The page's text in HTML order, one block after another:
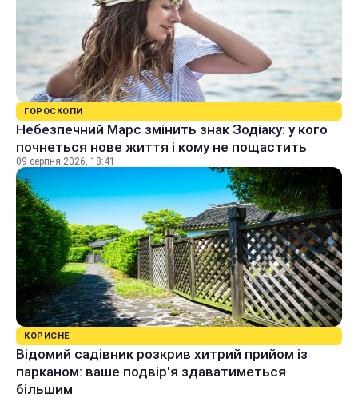
ГОРОСКОПИ
Небезпечний Марс змінить знак Зодіаку: у кого
почнеться нове життя і кому не пощастить
09 серпня 2026, 18:41
КОРИСНЕ
Відомий садівник розкрив хитрий прийом із
парканом: ваше подвір'я здаватиметься
більшим